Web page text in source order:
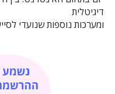
דיגיטלית
ומערכות נוספות שנועדי